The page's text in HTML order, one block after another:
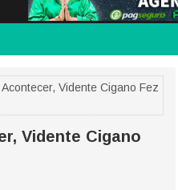
Vidente Cigano Fez
Vidente Cigano